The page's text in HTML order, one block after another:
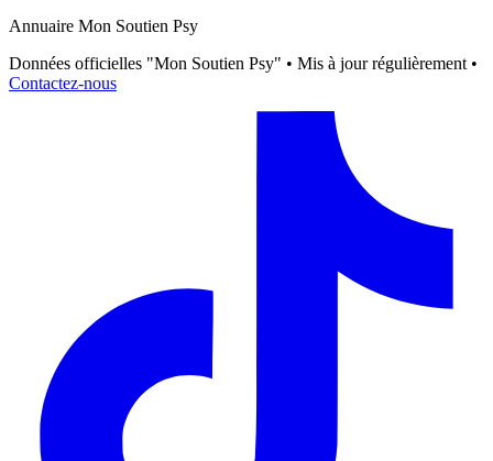
Annuaire Mon Soutien Psy
Données officielles "Mon Soutien Psy" • Mis à jour régulièrement •
Contactez-nous